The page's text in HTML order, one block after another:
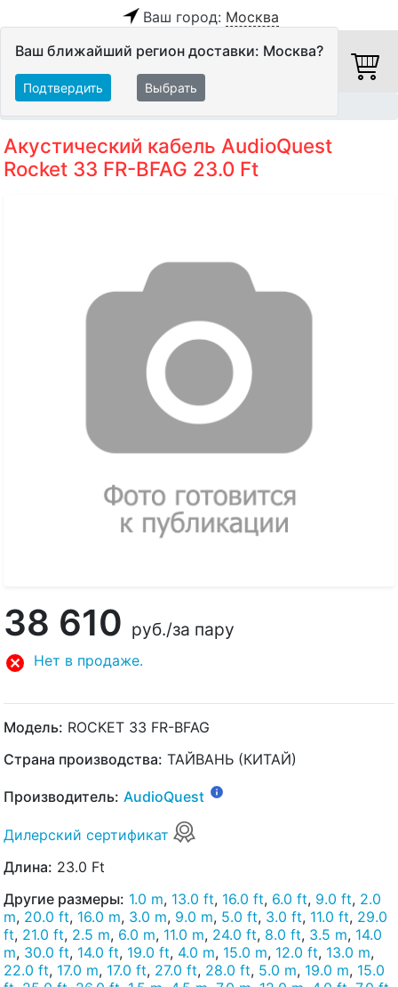
Ваш город: Москва
Ваш ближайший регион доставки: Москва?
Подтвердить Выбрать
Акустический кабель AudioQuest
Rocket 33 FR-BFAG 23.0 Ft
38 610 руб./за пару
Нет в продаже.
Модель: ROCKET 33 FR-BFAG
Страна производства: ТАЙВАНЬ (КИТАЙ)
Производитель: AudioQuest
Дилерский сертификат
Длина: 23.0 Ft
Другие размеры: 1.0 m, 13.0 ft, 16.0 ft, 6.0 ft, 9.0 ft, 2.0
m, 20.0 ft, 16.0 m, 3.0 m, 9.0 m, 5.0 ft, 3.0 ft, 11.0 ft, 29.0
ft, 21.0 ft, 2.5 m, 6.0 m, 11.0 m, 24.0 ft, 8.0 ft, 3.5 m, 14.0
m, 30.0 ft, 14.0 ft, 19.0 ft, 4.0 m, 15.0 m, 12.0 ft, 13.0 m,
22.0 ft, 17.0 m, 17.0 ft, 27.0 ft, 28.0 ft, 5.0 m, 19.0 m, 15.0